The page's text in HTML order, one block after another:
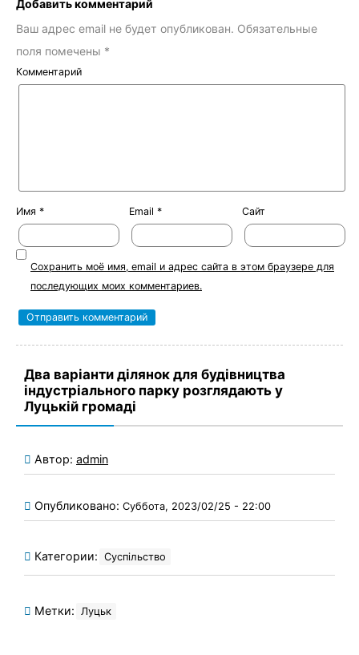
Добавить комментарий
Ваш адрес email не будет опубликован. Обязательные
поля помечены *
Комментарий
Имя * Email * Сайт
Сохранить моё имя, email и адрес сайта в этом браузере для
последующих моих комментариев.
Два варіанти ділянок для будівництва
індустріального парку розглядають у
Луцькій громаді
Автор: admin
Опубликовано: Суббота, 2023/02/25 - 22:00
Категории: Суспільство
Метки: Луцьк